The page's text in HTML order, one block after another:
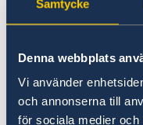
Samtycke
Denna webbplats
Vi använder
och annonserna till
för sociala medier
Empaquetamiento
Ambiental
orientado a Smart